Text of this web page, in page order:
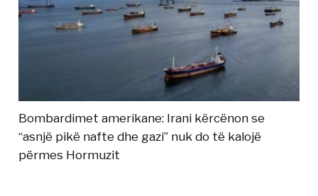
Bombardimet amerikane: Irani kërcënon se
“asnjë pikë nafte dhe gazi” nuk do të kalojë
përmes Hormuzit